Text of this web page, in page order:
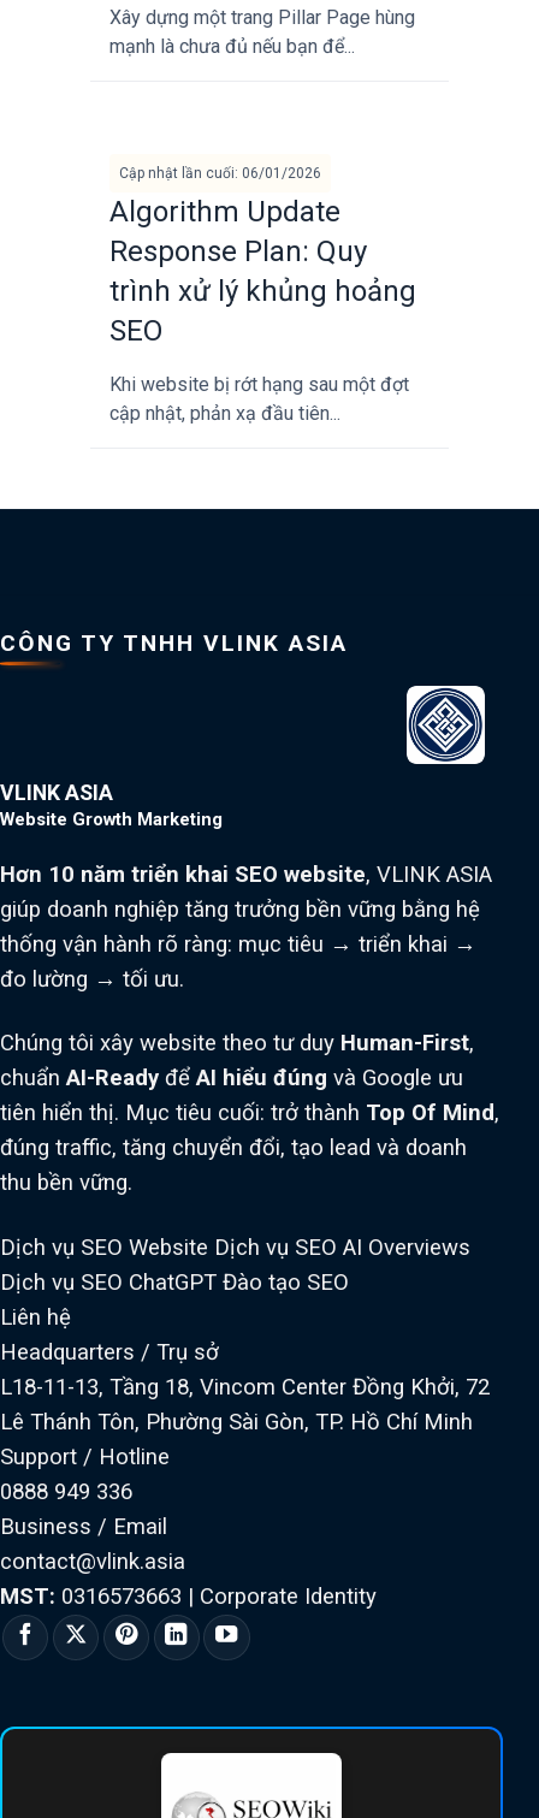
Xây dựng một trang Pillar Page hùng
mạnh là chưa đủ nếu bạn để...
Cập nhật lần cuối: 06/01/2026
Algorithm Update
Response Plan: Quy
trình xử lý khủng hoảng
SEO
Khi website bị rớt hạng sau một đợt
cập nhật, phản xạ đầu tiên...
CÔNG TY TNHH VLINK ASIA
VLINK ASIA
Website Growth Marketing
Hơn 10 năm triển khai SEO website, VLINK ASIA
giúp doanh nghiệp tăng trưởng bền vững bằng hệ
thống vận hành rõ ràng: mục tiêu → triển khai →
đo lường → tối ưu.
Chúng tôi xây website theo tư duy Human-First,
chuẩnAI-Ready đểAI hiểu đúng và Google ưu
tiên hiển thị. Mục tiêu cuối: trở thành Top Of Mind,
đúng traffic, tăng chuyển đổi, tạo lead và doanh
thu bền vững.
Dịch vụ SEO Website Dịch vụ SEO AI Overviews
Dịch vụ SEO ChatGPT Đào tạo SEO
Liên hệ
Headquarters / Trụ sở
L18-11-13, Tầng 18, Vincom Center Đồng Khởi, 72
Lê Thánh Tôn, Phường Sài Gòn, TP. Hồ Chí Minh
Support / Hotline
0888 949 336
Business / Email
contact@vlink.asia
MST: 0316573663 | Corporate Identity